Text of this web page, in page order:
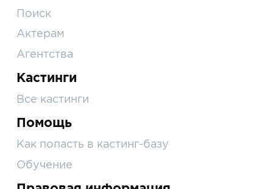
Поиск
Актерам
Агентства
Кастинги
Все кастинги
Помощь
Как попасть в кастинг-базу
Обучение